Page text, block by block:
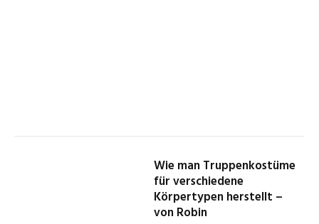
Wie man Truppenkostüme
für verschiedene
Körpertypen herstellt –
von Robin